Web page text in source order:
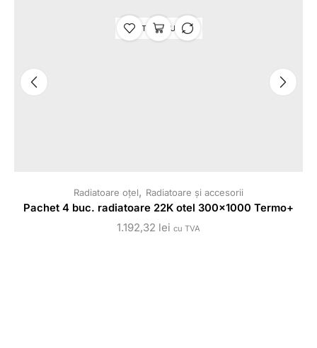
STOC EPUIZAT
Radiatoare oțel, Radiatoare și accesorii
Pachet 4 buc. radiatoare 22K otel 300×1000 Termo+
1.192,32 lei cu TVA